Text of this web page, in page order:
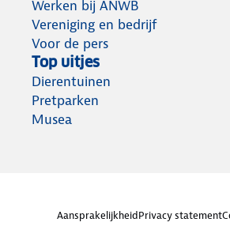
Werken bij ANWB
Vereniging en bedrijf
Voor de pers
Top uitjes
Dierentuinen
Pretparken
Musea
AansprakelijkheidPrivacy statement